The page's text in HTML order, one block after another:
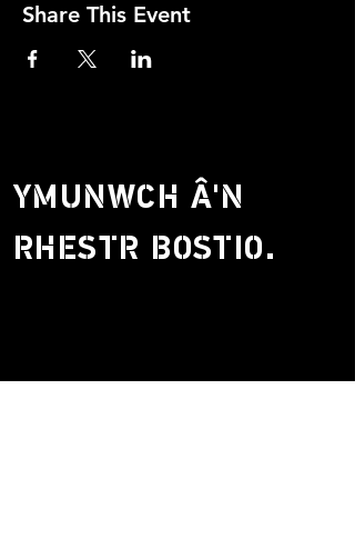
Share This Event
YMUNWCH Â'N
RHESTR BOSTIO.